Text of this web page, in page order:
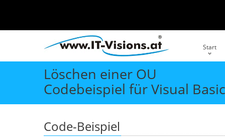
Start
Löschen einer OU
Codebeispiel für Visual
Code-Beispiel